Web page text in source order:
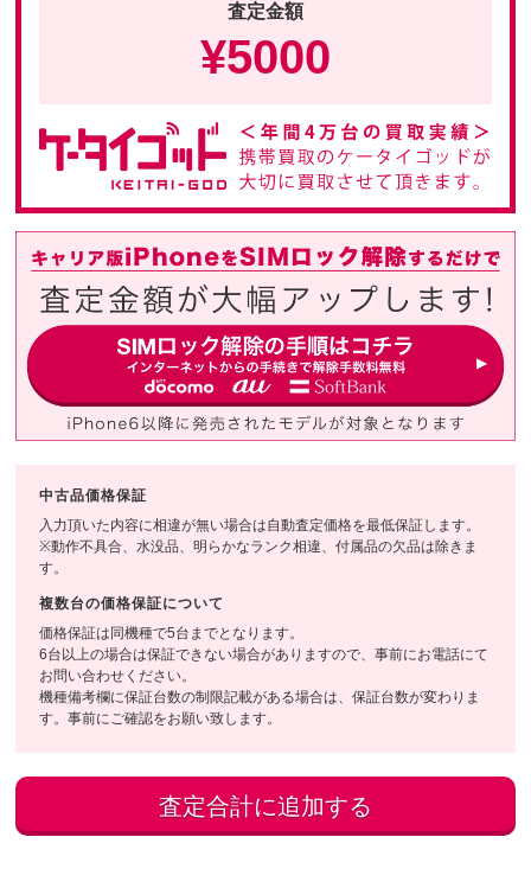
査定金額
¥5000
中古品価格保証
入力頂いた内容に相違が無い場合は自動査定価格を最低保証します。
※動作不具合、水没品、明らかなランク相違、付属品の欠品は除きま
す。
複数台の価格保証について
価格保証は同機種で5台までとなります。
6台以上の場合は保証できない場合がありますので、事前にお電話にて
お問い合わせください。
機種備考欄に保証台数の制限記載がある場合は、保証台数が変わりま
す。事前にご確認をお願い致します。